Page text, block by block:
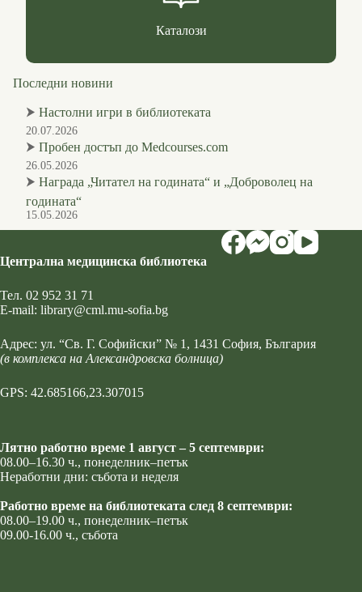
Каталози
Последни новини
⮞ Настолни игри в библиотеката
20.07.2026
⮞ Пробен достъп до Medcourses.com
26.05.2026
⮞ Награда „Читател на годината“ и „Доброволец на
годината“
15.05.2026
Централна медицинска библиотека
Тел. 02 952 31 71
Е-mail: library@cml.mu-sofia.bg
Адрес: ул. “Св. Г. Софийски” № 1 , 1431 София, България
(в комплекса на Александровска болница)
GPS: 42.685166,23.307015
Лятно работно време 1 август – 5 септември:
08.00–16.30 ч., понеделник–петък
Неработни дни: събота и неделя
Работно време на библиотеката след 8 септември:
08.00–19.00 ч., понеделник–петък
09.00-16.00 ч., събота